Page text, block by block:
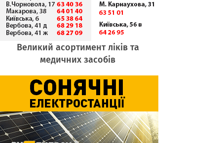
Великий асортимент ліків та
медичних засобів